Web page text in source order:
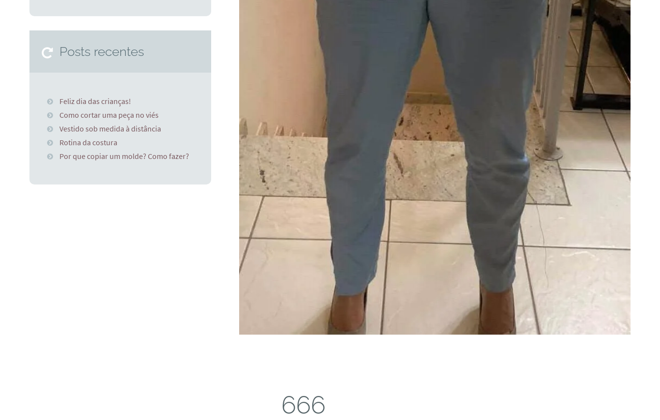
666
Posts recentes
Feliz dia das crianças!
Como cortar uma peça no viés
Vestido sob medida à distância
Rotina da costura
Por que copiar um molde? Como fazer?